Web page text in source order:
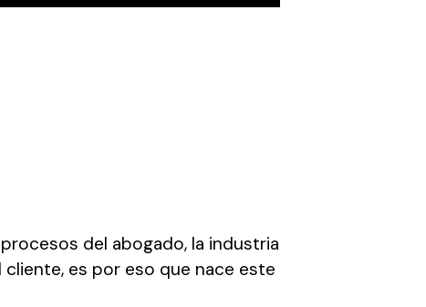
del abogado, la industria
es por eso que nace este